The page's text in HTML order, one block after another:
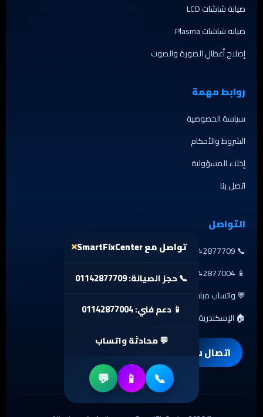
تواصل مع SmartFixCenter ×
📞 حجز الصيانة: 01142877709
📱 دعم فني: 01142877004
💬 محادثة واتساب
📞
📱
💬